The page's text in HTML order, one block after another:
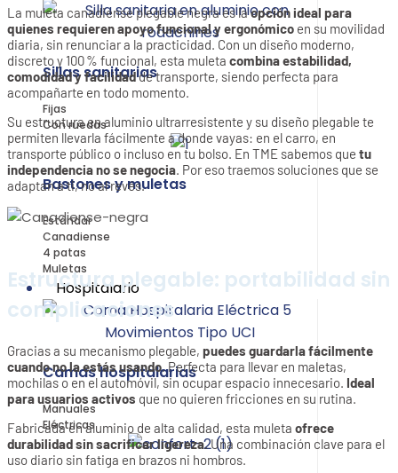
Sillas sanitarias
Fijas
Con ruedas
Bastones y muletas
Estándar
Canadiense
4 patas
Muletas
Hospitalario
Camas hospitalarias
Manuales
Eléctricas
La muleta canadiense plegable negra es laopción ideal para
quienes requieren apoyo funcional y ergonómico en su movilidad
diaria, sin renunciar a la practicidad. Con un diseño moderno,
discreto y 100 % funcional, esta muleta combina estabilidad,
comodidad y facilidadde transporte, siendo perfecta para
acompañarte en todo momento.
Su estructura en aluminio ultrarresistente y su diseño plegable te
permiten llevarla fácilmente a donde vayas: en el carro, en
transporte público o incluso en tu bolso. En TME sabemos que tu
independencia no se negocia. Por eso traemos soluciones que se
adaptan a ti, no al revés.
Estructura plegable: portabilidad sin
complicaciones
Gracias a su mecanismo plegable, puedes guardarla fácilmente
cuando no la estás usando. Perfecta para llevar en maletas,
mochilas o en el automóvil, sin ocupar espacio innecesario. Ideal
para usuarios activos que no quieren fricciones en su rutina.
Fabricada en aluminio de alta calidad, esta muleta ofrece
durabilidad sin sacrificar ligereza.Una combinación clave para el
uso diario sin fatiga en brazos ni hombros.